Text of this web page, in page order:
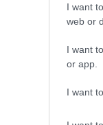
I want
web or
I want
or app.
I want
A cégek 35
csökkentene.
a